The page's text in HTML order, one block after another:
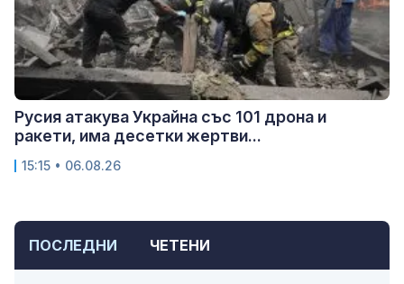
ПОСЛЕДНИ ЧЕТЕНИ
Русия атакува Украйна със 101 дрона и
ракети, има десетки жертви...
15:15 • 06.08.26